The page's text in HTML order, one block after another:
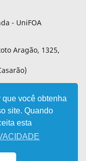
você obtenha
site. Quando
esta
- UniFOA
Aragão, 1325,